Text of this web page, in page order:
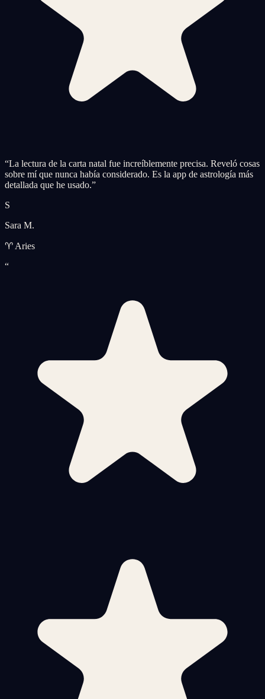
“La lectura de la carta natal fue increíblemente precisa. Reveló cosas
sobre mí que nunca había considerado. Es la app de astrología más
detallada que he usado.”
S
Sara M.
♈ Aries
“